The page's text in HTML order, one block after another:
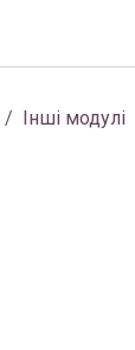
Інші модулі